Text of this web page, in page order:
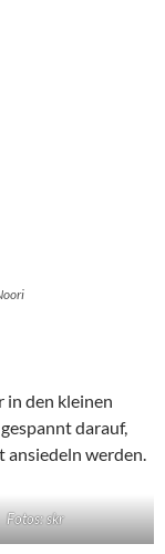
in den kleinen
darauf,
ansiedeln werden.
Fotos: skr